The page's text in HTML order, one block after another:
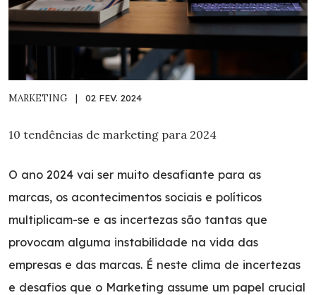
MARKETING | 02 FEV. 2024
10 tendências de marketing para 2024
O ano 2024 vai ser muito desafiante para as
marcas, os acontecimentos sociais e políticos
multiplicam-se e as incertezas são tantas que
provocam alguma instabilidade na vida das
empresas e das marcas. É neste clima de incertezas
e desafios que o Marketing assume um papel crucial